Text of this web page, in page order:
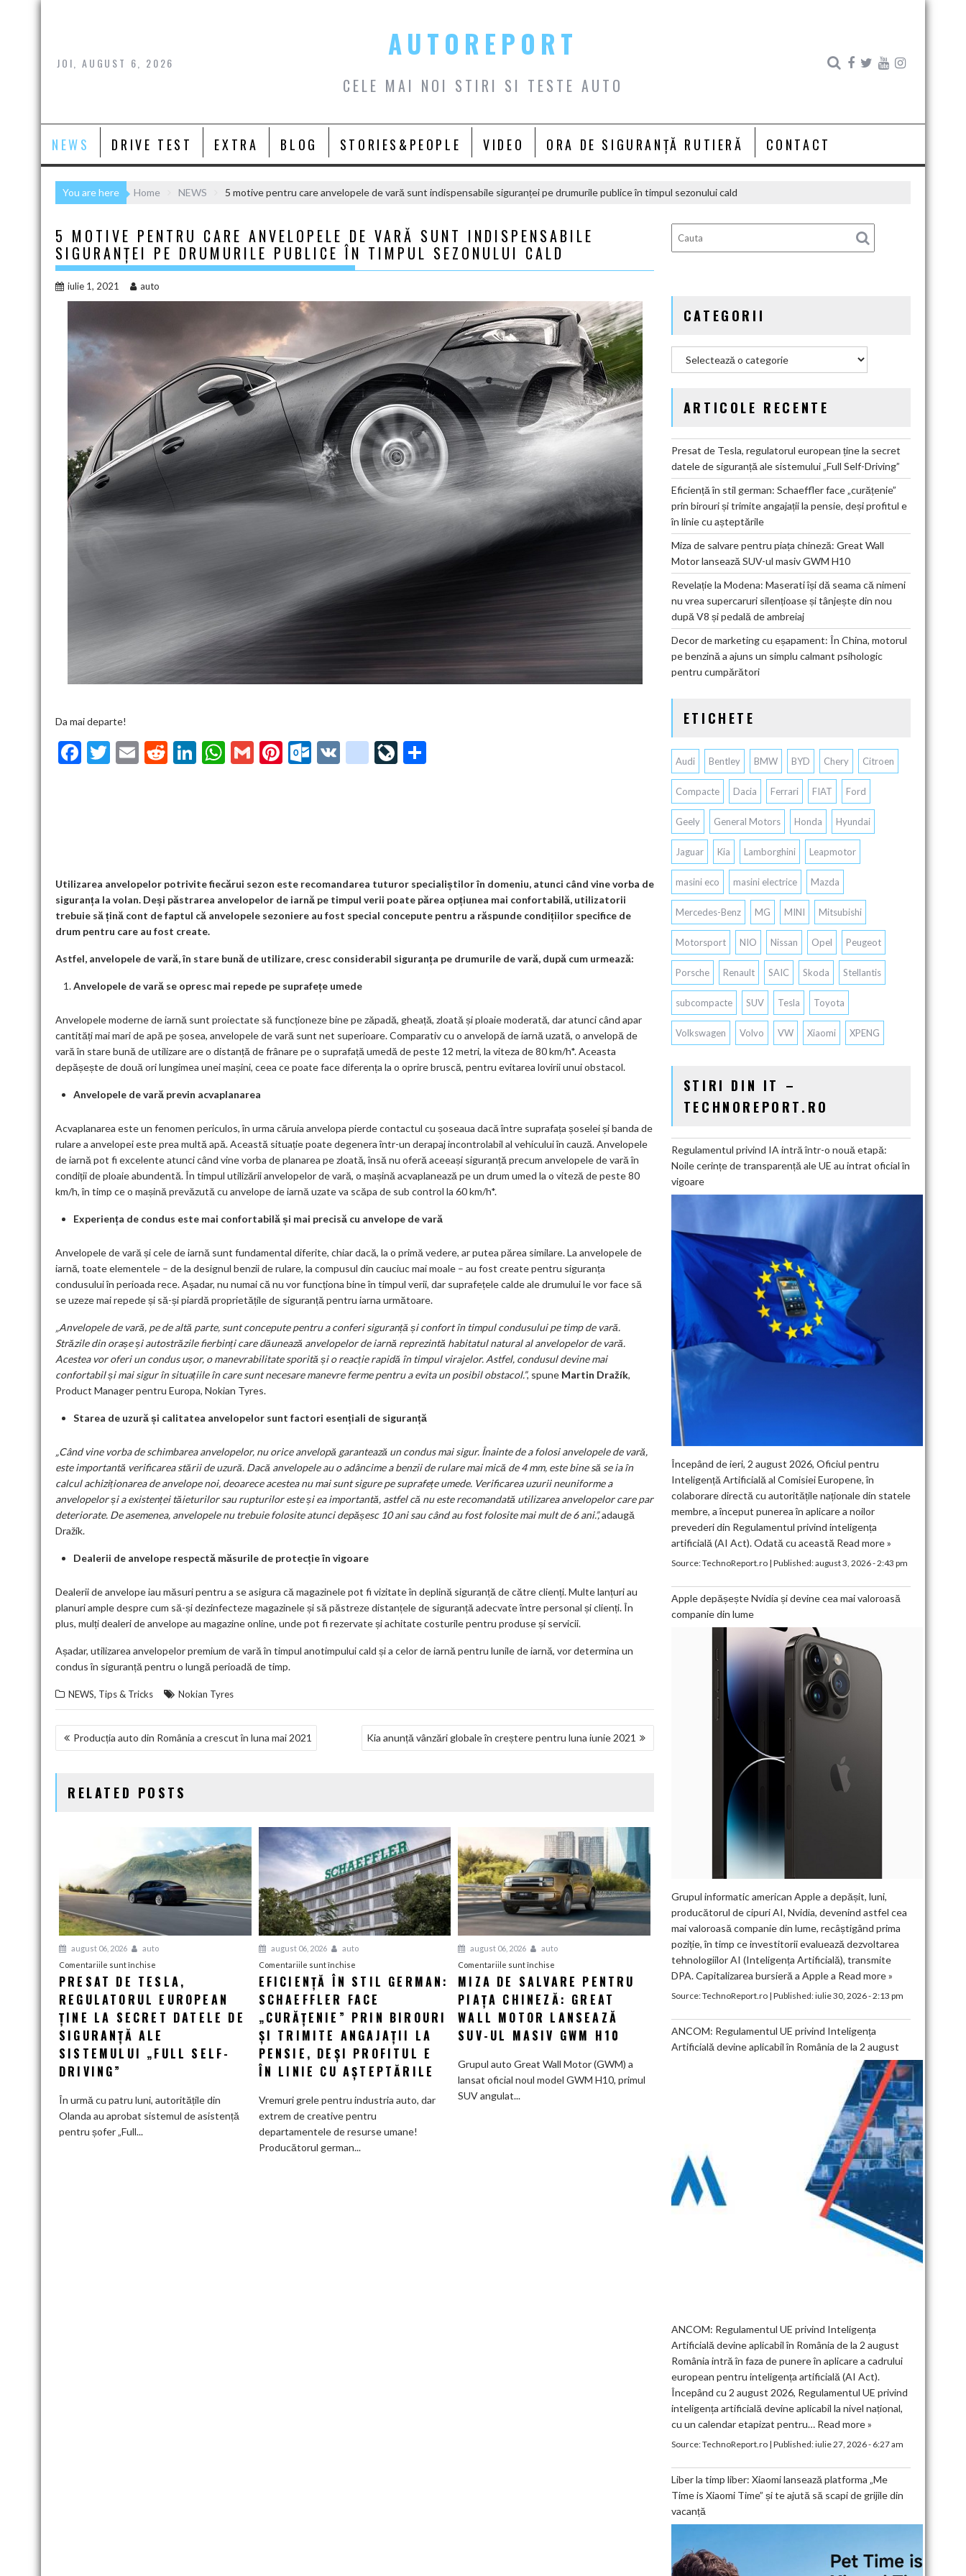
Skip
JOI, AUGUST 6, 2026
AUTOREPORT
CELE MAI NOI STIRI SI TESTE AUTO
NEWS DRIVE TEST EXTRA BLOG STORIES&PEOPLE VIDEO ORA DE SIGURANȚĂ RUTIERĂ CONTACT
You are here Home NEWS 5 motive pentru care anvelopele de vară sunt indispensabile siguranței pe drumurile publice în timpul sezonului cald
5 MOTIVE PENTRU CARE ANVELOPELE DE VARĂ SUNT INDISPENSABILE
SIGURANȚEI PE DRUMURILE PUBLICE ÎN TIMPUL SEZONULUI CALD
iulie 1, 2021 auto
Da mai departe!
F
k
T
E
R
Li W
p
G
Pi O
m
V
g
o
o
m
Li
Utilizarea anvelopelor potrivite fiecărui sezon este recomandarea tuturor specialiștilor în domeniu, atunci când vine vorba de
siguranța la volan. Deși păstrarea anvelopelor de iarnă pe timpul verii poate părea opțiunea mai confortabilă, utilizatorii
trebuie să țină cont de faptul că anvelopele sezoniere au fost special concepute pentru a răspunde condițiilor specifice de
drum pentru care au fost create.
Astfel, anvelopele de vară, în stare bună de utilizare, cresc considerabil siguranța pe drumurile de vară, după cum urmează:
Anvelopele de vară se opresc mai repede pe suprafețe umede
Anvelopele moderne de iarnă sunt proiectate să funcționeze bine pe zăpadă, gheață, zloată și ploaie moderată, dar atunci când apar
cantități mai mari de apă pe șosea, anvelopele de vară sunt net superioare. Comparativ cu o anvelopă de iarnă uzată, o anvelopă de
vară în stare bună de utilizare are o distanță de frânare pe o suprafață umedă de peste 12 metri, la viteza de 80 km/h*. Aceasta
depășește de două ori lungimea unei mașini, ceea ce poate face diferența la o oprire bruscă, pentru evitarea lovirii unui obstacol.
Anvelopele de vară previn acvaplanarea
Acvaplanarea este un fenomen periculos, în urma căruia anvelopa pierde contactul cu șoseaua dacă între suprafața șoselei și banda de
rulare a anvelopei este prea multă apă. Această situație poate degenera într-un derapaj incontrolabil al vehicului în cauză. Anvelopele
de iarnă pot fi excelente atunci când vine vorba de planarea pe zloată, însă nu oferă aceeași siguranță precum anvelopele de vară în
condiții de ploaie abundentă. În timpul utilizării anvelopelor de vară, o mașină acvaplanează pe un drum umed la o viteză de peste 80
km/h, în timp ce o mașină prevăzută cu anvelope de iarnă uzate va scăpa de sub control la 60 km/h*.
Experiența de condus este mai confortabilă și mai precisă cu anvelope de vară
Anvelopele de vară și cele de iarnă sunt fundamental diferite, chiar dacă, la o primă vedere, ar putea părea similare. La anvelopele de
iarnă, toate elementele – de la designul benzii de rulare, la compusul din cauciuc mai moale – au fost create pentru siguranța
condusului în perioada rece. Așadar, nu numai că nu vor funcționa bine în timpul verii, dar suprafețele calde ale drumului le vor face să
se uzeze mai repede și să-și piardă proprietățile de siguranță pentru iarna următoare.
„Anvelopele de vară, pe de altă parte, sunt concepute pentru a conferi siguranță și confort în timpul condusului pe timp de vară.
Străzile din orașe și autostrăzile fierbinți care dăunează anvelopelor de iarnă reprezintă habitatul natural al anvelopelor de vară.
Acestea vor oferi un condus ușor, o manevrabilitate sporită și o reacție rapidă în timpul virajelor. Astfel, condusul devine mai
confortabil și mai sigur în situațiile în care sunt necesare manevre ferme pentru a evita un posibil obstacol.”, spune Martin Dražík,
Product Manager pentru Europa, Nokian Tyres.
Starea de uzură și calitatea anvelopelor sunt factori esențiali de siguranță
„Când vine vorba de schimbarea anvelopelor, nu orice anvelopă garantează un condus mai sigur. Înainte de a folosi anvelopele de vară,
este importantă verificarea stării de uzură. Dacă anvelopele au o adâncime a benzii de rulare mai mică de 4 mm, este bine să se ia în
calcul achiziționarea de anvelope noi, deoarece acestea nu mai sunt sigure pe suprafețe umede. Verificarea uzurii neuniforme a
anvelopelor și a existenței tăieturilor sau rupturilor este și ea importantă, astfel că nu este recomandată utilizarea anvelopelor care par
deteriorate. De asemenea, anvelopele nu trebuie folosite atunci depășesc 10 ani sau când au fost folosite mai mult de 6 ani.”,adaugă
Dražík.
Dealerii de anvelope respectă măsurile de protecție în vigoare
Dealerii de anvelope iau măsuri pentru a se asigura că magazinele pot fi vizitate în deplină siguranță de către clienți. Multe lanțuri au
planuri ample despre cum să-și dezinfecteze magazinele și să păstreze distanțele de siguranță adecvate între personal și clienți. În
plus, mulți dealeri de anvelope au magazine online, unde pot fi rezervate și achitate costurile pentru produse și servicii.
Așadar, utilizarea anvelopelor premium de vară în timpul anotimpului cald și a celor de iarnă pentru lunile de iarnă, vor determina un
condus în siguranță pentru o lungă perioadă de timp.
NEWS, Tips & Tricks Nokian Tyres
NAVIGARE
ARTICOLE
Producția auto din România a crescut în luna mai 2021 Kia anunță vânzări globale în creștere pentru luna iunie 2021
RELATED POSTS
august 06, 2026
auto
Comentariile sunt închise
Presat
de
Tesla,
european
ține
datele
de
PRESAT DE TESLA,
REGULATORUL EUROPEAN
ȚINE LA SECRET DATELE DE
SIGURANȚĂ ALE
SISTEMULUI „FULL SELF-
DRIVING”
În urmă cu patru luni, autoritățile din
Olanda au aprobat sistemul de asistență
pentru șofer „Full...
august 06, 2026
auto
Comentariile sunt închisepentru
Eficiență
în
stil
Schaeffler
face
„curățenie”
birouri
și
trimite
angajații
EFICIENȚĂ ÎN STIL GERMAN:
SCHAEFFLER FACE
„CURĂȚENIE” PRIN BIROURI
ȘI TRIMITE ANGAJAȚII LA
PENSIE, DEȘI PROFITUL E
ÎN LINIE CU AȘTEPTĂRILE
Vremuri grele pentru industria auto, dar
extrem de creative pentru
departamentele de resurse umane!
Producătorul german...
august 06, 2026
auto
Comentariile sunt închise
Miza
de
salvare
piața
chineză:
Great
MIZA DE SALVARE PENTRU
PIAȚA CHINEZĂ: GREAT
WALL MOTOR LANSEAZĂ
SUV-UL MASIV GWM H10
Grupul auto Great Wall Motor (GWM) a
lansat oficial noul model GWM H10, primul
SUV angulat...
CATEGORII
ARTICOLE RECENTE
Presat de Tesla, regulatorul european ține la secret
datele de siguranță ale sistemului „Full Self-Driving”
Eficiență în stil german: Schaeffler face „curățenie”
prin birouri și trimite angajații la pensie, deși profitul e
în linie cu așteptările
Miza de salvare pentru piața chineză: Great Wall
Motor lansează SUV-ul masiv GWM H10
Revelație la Modena: Maserati își dă seama că nimeni
nu vrea supercaruri silențioase și tânjește din nou
după V8 și pedală de ambreiaj
Decor de marketing cu eșapament: În China, motorul
pe benzină a ajuns un simplu calmant psihologic
pentru cumpărători
ETICHETE
Audi Bentley BMW BYD Chery Citroen
Compacte Dacia Ferrari FIAT Ford
Geely General Motors Honda Hyundai
Jaguar Kia Lamborghini Leapmotor
masini eco masini electrice Mazda
Mercedes-Benz MG MINI Mitsubishi
Motorsport NIO Nissan Opel Peugeot
Porsche Renault SAIC Skoda Stellantis
subcompacte SUV Tesla Toyota
Volkswagen Volvo VW Xiaomi XPENG
STIRI DIN IT –
TECHNOREPORT.RO
Regulamentul privind IA intră într-o nouă etapă:
Noile cerințe de transparență ale UE au intrat oficial în
vigoare
Începând de ieri, 2 august 2026, Oficiul pentru
Inteligență Artificială al Comisiei Europene, în
colaborare directă cu autoritățile naționale din statele
membre, a început punerea în aplicare a noilor
prevederi din Regulamentul privind inteligența
artificială (AI Act). Odată cu această Read more »
Source:TechnoReport.ro| Published:august 3, 2026 - 2:43 pm
Apple depășește Nvidia și devine cea mai valoroasă
companie din lume
Grupul informatic american Apple a depășit, luni,
producătorul de cipuri AI, Nvidia, devenind astfel cea
mai valoroasă companie din lume, recâștigând prima
poziție, în timp ce investitorii evaluează dezvoltarea
tehnologiilor AI (Inteligența Artificială), transmite
DPA. Capitalizarea bursieră a Apple a Read more »
Source:TechnoReport.ro| Published:iulie 30, 2026 - 2:13 pm
ANCOM: Regulamentul UE privind Inteligența
Artificială devine aplicabil în România de la 2 august
ANCOM: Regulamentul UE privind Inteligența
Artificială devine aplicabil în România de la 2 august
România intră în faza de punere în aplicare a cadrului
european pentru inteligența artificială (AI Act).
Începând cu 2 august 2026, Regulamentul UE privind
inteligența artificială devine aplicabil la nivel național,
cu un calendar etapizat pentru… Read more »
Source:TechnoReport.ro| Published:iulie 27, 2026 - 6:27 am
Liber la timp liber: Xiaomi lansează platforma „Me
Time is Xiaomi Time” și te ajută să scapi de grijile din
vacanță